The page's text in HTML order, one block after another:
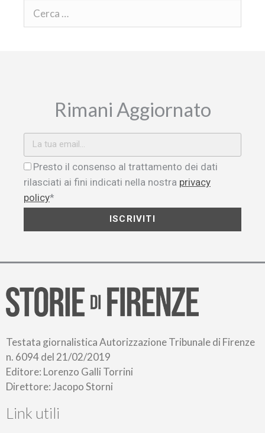
Rimani Aggiornato
Presto il consenso al trattamento dei dati
rilasciati ai fini indicati nella nostra privacy
policy*
ISCRIVITI
Testata giornalistica Autorizzazione Tribunale di Firenze
n. 6094 del 21/02/2019
Editore: Lorenzo Galli Torrini
Direttore: Jacopo Storni
Link utili